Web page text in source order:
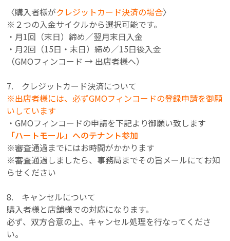
〈購入者様がクレジットカード決済の場合〉
※ ２つの入金サイクルから選択可能です。
・月1回（末日）締め／翌月末日入金
・月2回（15日・末日）締め／15日後入金
（GMOフィンコード → 出店者様へ）
7. クレジットカード決済について
※出店者様には、必ずGMOフィンコードの登録申請を御願
いしています
・GMOフィンコードの申請を下記より御願い致します
「ハートモール」へのテナント参加
※審査通過までにはお時間がかかります
※審査通過しましたら、事務局までその旨メールにてお知
らせください
8. キャンセルについて
購入者様と店舗様での対応になります。
必ず、双方合意の上、キャンセル処理を行なってくださ
い。